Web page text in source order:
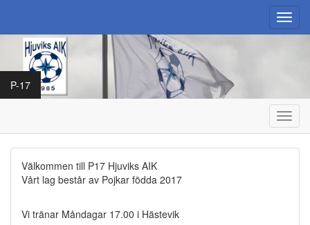
P-17
Välkommen till P17 Hjuviks AIK
Vårt lag består av Pojkar födda 2017
Vi tränar Måndagar 17.00 i Hästevik